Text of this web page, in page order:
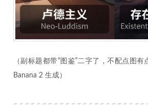
（副标题都带“图鉴”二字了，不配点图
Banana 2 生成）